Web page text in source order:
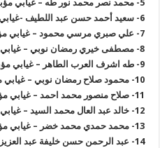
5-
محمد نصر محمد نور طه – غيابي
6-
سعيد أحمد حسن عبد اللطيف -
7-
علي صبري مرسي محمود – غيابي
8- مصطفى خيري رمضان نوبي – غيابي
9-
طه اشرف العرب الطاهر – غيابي
10- محمود صلاح رمضان نوبي – غيابي
11- صلاح منصور محمد احمد – غيابي
12- خالد عبد العال محمد السيد –
13- محمد حمدي محمد خضر – غيابي
14- عبد الرحمن حسن خليفة عبد